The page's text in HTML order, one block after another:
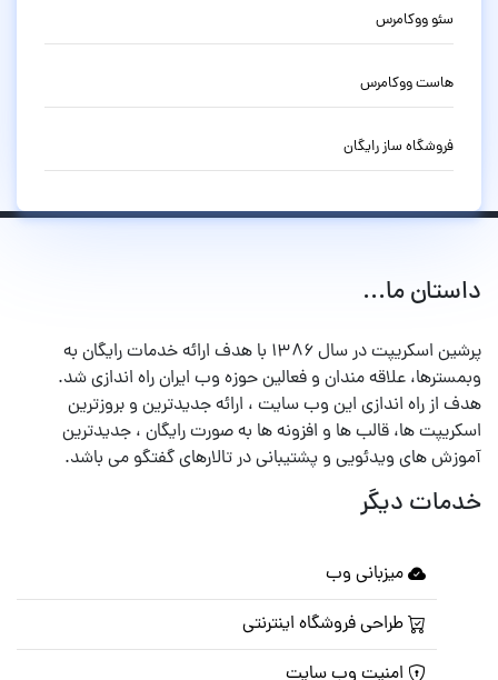
سئو ووکامرس
هاست ووکامرس
فروشگاه ساز رایگان
داستان ما...
پرشین اسکریپت در سال ۱۳۸۶ با هدف ارائه خدمات رایگان به
وبمسترها، علاقه مندان و فعالین حوزه وب ایران راه اندازی شد.
هدف از راه اندازی این وب سایت ، ارائه جدیدترین و بروزترین
اسکریپت ها، قالب ها و افزونه ها به صورت رایگان ، جدیدترین
آموزش های ویدئویی و پشتیبانی در تالارهای گفتگو می باشد.
خدمات دیگر
میزبانی وب
طراحی فروشگاه اینترنتی
امنیت وب سایت